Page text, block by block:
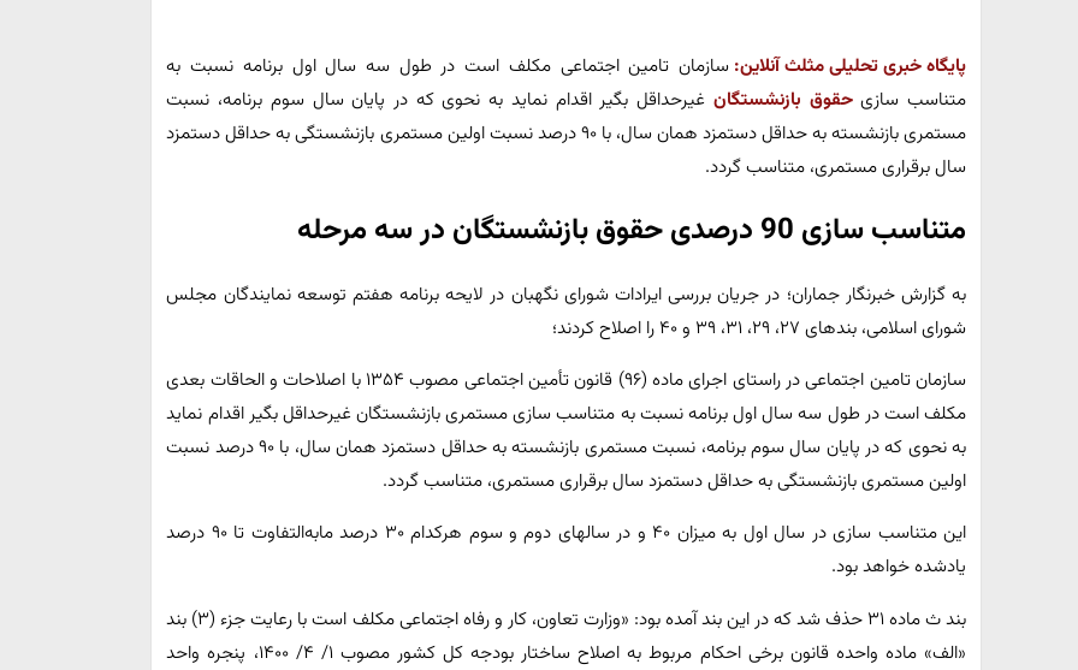
پایگاه خبری تحلیلی مثلث آنلاین: سازمان تامین اجتماعی مکلف است در طول سه سال اول برنامه نسبت به
متناسب سازیحقوق بازنشستگان غیرحداقل بگیر اقدام نماید به نحوی که در پایان سال سوم برنامه، نسبت
مستمری بازنشسته به حداقل دستمزد همان سال، با ۹۰ درصد نسبت اولین مستمری بازنشستگی به حداقل دستمزد
سال برقراری مستمری، متناسب گردد.
متناسب سازی 90 درصدی حقوق بازنشستگان در سه مرحله
به گزارش خبرنگار جماران؛ در جریان بررسی ایرادات شورای نگهبان در لایحه برنامه هفتم توسعه نمایندگان مجلس
شورای اسلامی، بندهای ۲۷، ۲۹، ۳۱، ۳۹ و ۴۰ را اصلاح کردند؛
سازمان تامین اجتماعی در راستای اجرای ماده (۹۶) قانون تأمین اجتماعی مصوب ۱۳۵۴ با اصلاحات و الحاقات بعدی
مکلف است در طول سه سال اول برنامه نسبت به متناسب سازی مستمری بازنشستگان غیرحداقل بگیر اقدام نماید
به نحوی که در پایان سال سوم برنامه، نسبت مستمری بازنشسته به حداقل دستمزد همان سال، با ۹۰ درصد نسبت
اولین مستمری بازنشستگی به حداقل دستمزد سال برقراری مستمری، متناسب گردد.
این متناسب سازی در سال اول به میزان ۴۰ و در سالهای دوم و سوم هرکدام ۳۰ درصد مابه‌التفاوت تا ۹۰ درصد
یادشده خواهد بود.
بند ث ماده ۳۱ حذف شد که در این بند آمده بود: «وزارت تعاون، کار و رفاه اجتماعی مکلف است با رعایت جزء (۳) بند
«الف» ماده واحده قانون برخی احکام مربوط به اصلاح ساختار بودجه کل کشور مصوب ۱/ ۴/ ۱۴۰۰، پنجره واحد